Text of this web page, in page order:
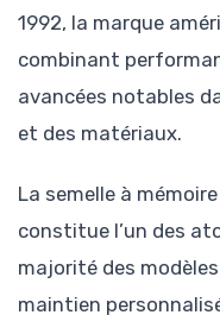
1992, la marque
combinant
avancées notables
et des matériaux.
La semelle à
constitue l’un des
majorité des
maintien